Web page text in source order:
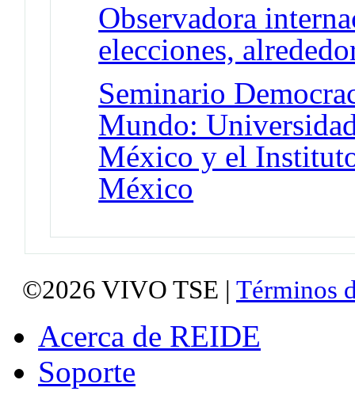
Observadora
elecciones,
Seminario
Mundo:
México y el
México
©2026 VIVO TSE | Términos
Acerca de REIDE
Soporte